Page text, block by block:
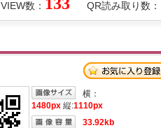
QR読み取り数：
VIEW数：
横：
1480px 縦:1110px
33.92kb